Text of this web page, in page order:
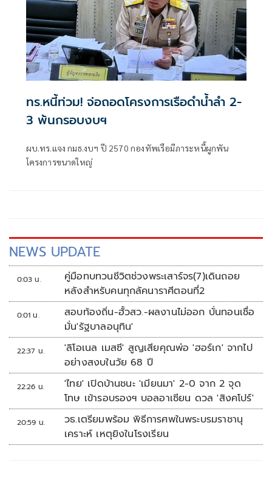
ทร.หนี้ท่วม! จ่อถอดโครงการเรือดำน้ำลำ 2-
3 พ้นกรอบงบฯ
ผบ.ทร.แจง กมธ.งบฯ ปี 2570 กองทัพเรือมีภาระหนี้ผูกพัน
โครงการขนาดใหญ่
NEWS UPDATE
0:03 น.
คู่มือทบทวนชีวิตช่วงพระเสาร์จร(7)เดินถอย
หลังสำหรับคนทุกลัคนาราศีตอนที่2
0:01 น.
สอบท้องถิ่น-ฮั้วสว.-ผลงานไม่ออก บั่นทอนเชื่อ
มั่น'รัฐบาลอนุทิน'
22:37 น.
'ลิโอเนล เมสซี' สูญเสียคุณพ่อ 'ฮอร์เก' จากไป
อย่างสงบในวัย 68 ปี
22:26 น.
'ไทย' เปิดบ้านชนะ 'เมียนมา' 2-0 จาก 2 จุด
โทษ เข้ารอบรองฯ บอลอาเซียน ดวล 'สิงคโปร์'
20:59 น.
วธ.เตรียมพร้อม พิธีการศพในพระบรมราชานุ
เคราะห์ เหตุยิงในโรงเรียน